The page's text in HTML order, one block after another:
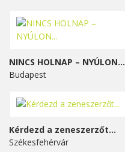
NINCS HOLNAP – NYÚLON...
Budapest
Kérdezd a zeneszerzőt...
Székesfehérvár